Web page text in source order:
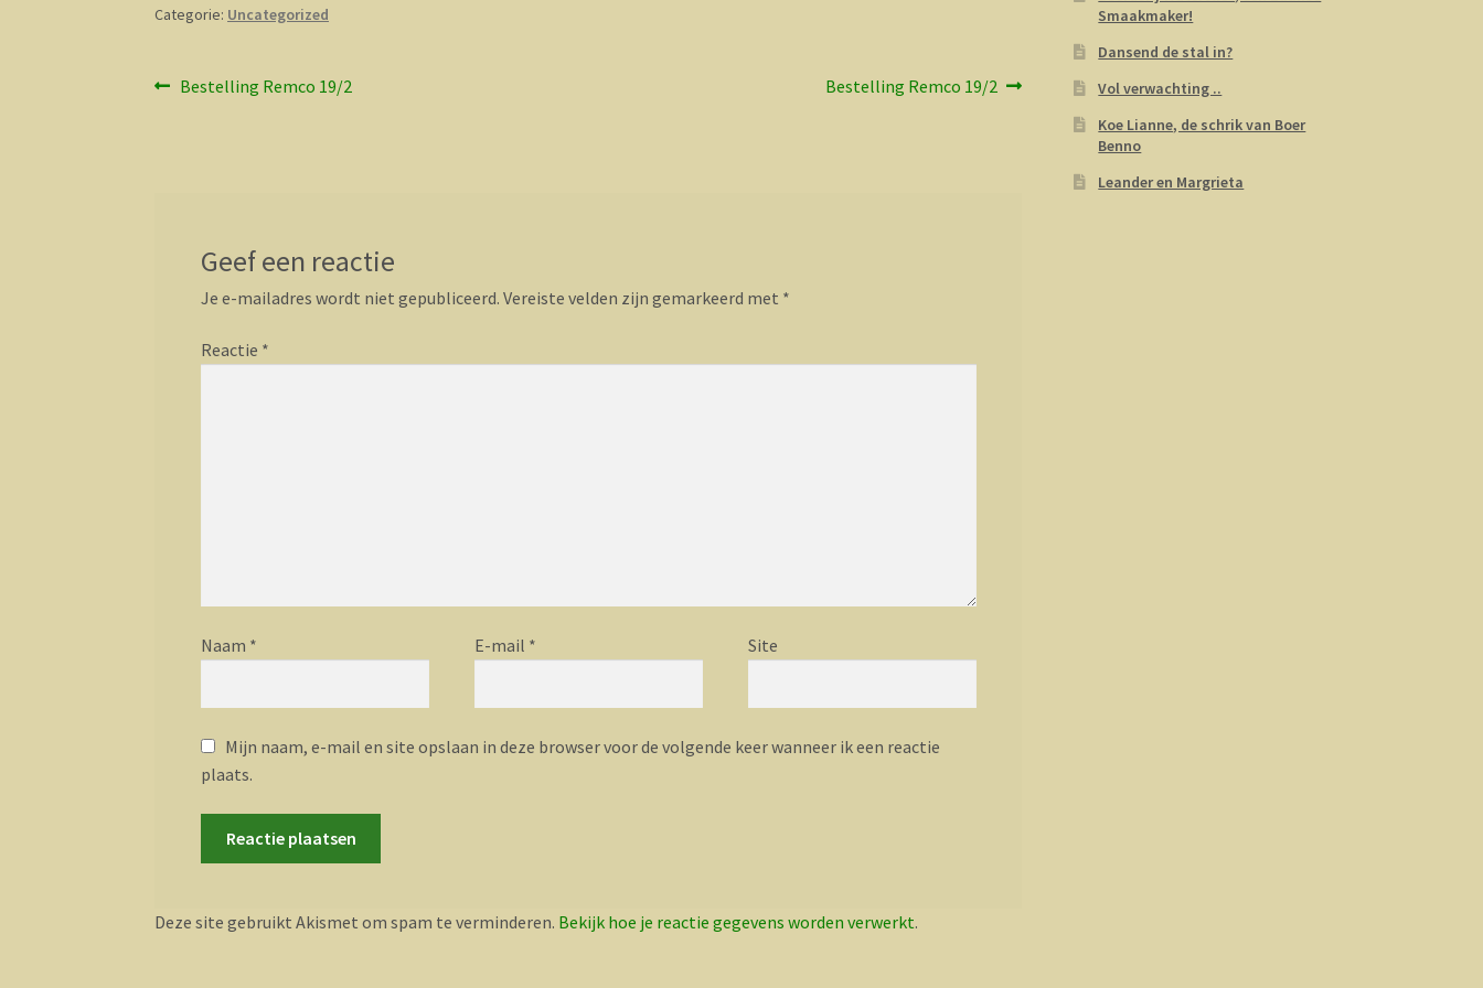
Categorie: Uncategorized
Bericht
Vorig
Bestelling Remco 19/2
Volgend
Bestelling Remco 19/2
Geef een reactie
Je e-mailadres wordt niet gepubliceerd. Vereiste velden zijn gemarkeerd met *
Reactie *
Naam * E-mail * Site
Mijn naam, e-mail en site opslaan in deze browser voor de volgende keer wanneer ik een reactie
plaats.
Deze site gebruikt Akismet om spam te verminderen. Bekijk hoe je reactie gegevens worden verwerkt.
Smaakmaker!
Dansend de stal in?
Vol verwachting ..
Koe Lianne, de schrik van Boer
Benno
Leander en Margrieta